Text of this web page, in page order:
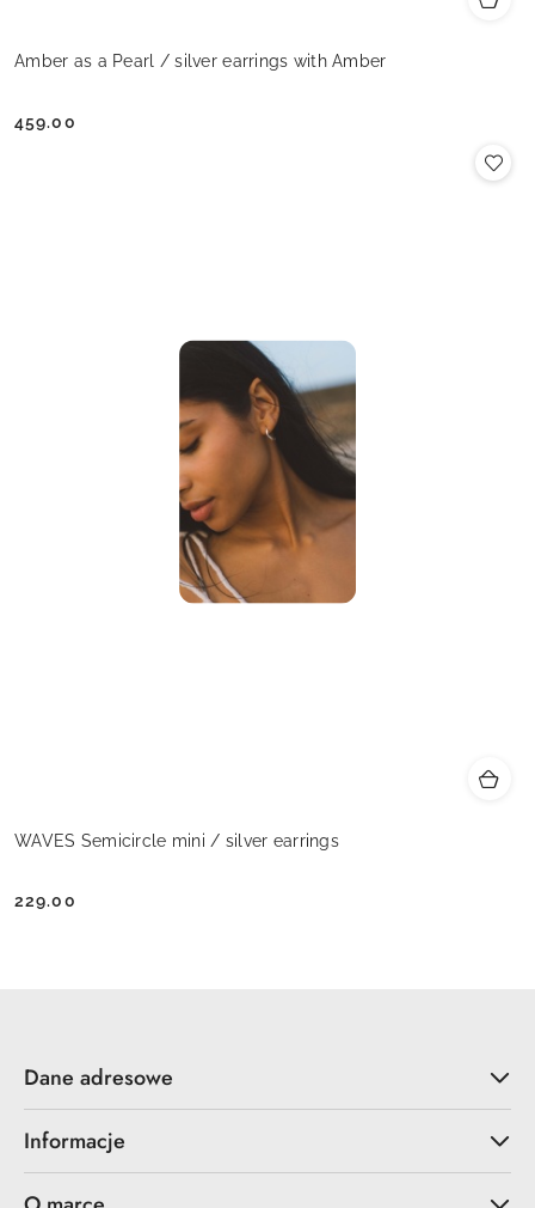
Amber as a Pearl / silver earrings with Amber
Cena:
459.00
WAVES Semicircle mini / silver earrings
Cena:
229.00
Dane adresowe
Informacje